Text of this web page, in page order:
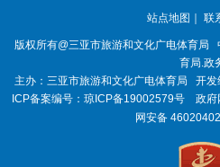
站点地图 联
版权所有@三亚市旅游和文化广电体育局
育局.政
主办：三亚市旅游和文化广电体育局
开发
ICP备案编号： 琼ICP备19002579号 政府
网安备